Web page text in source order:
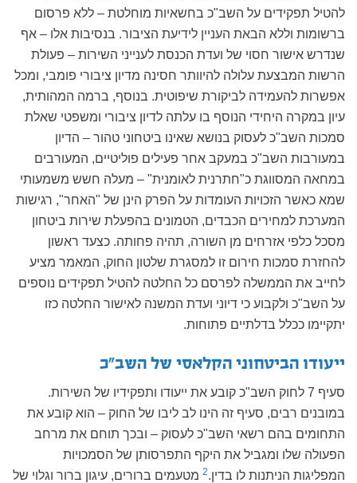
להטיל תפקידים על השב"כ בחשאיות מוחלטת – ללא פרסום
ברשומות וללא הבאת העניין לידיעת הציבור. בנסיבות אלו – אף
שנדרש אישור חסוי של ועדת הכנסת לענייני השירות – פעולת
הרשות המבצעת עלולה להיוותר חסינה מדיון ציבורי פומבי, ומכל
אפשרות להעמידה לביקורת שיפוטית. בנוסף, ברמה המהותית,
עיון במקרה היחידי הנוסף בו עלתה לדיון ציבורי ומשפטי שאלת
סמכות השב"כ לעסוק בנושא שאינו ביטחוני טהור – הדיון
במעורבות השב"כ במעקב אחר פעילים פוליטיים, המעורבים
במחאה המסווגת כ"חתרנית לאומנית" – מעלה חשש משמעותי
שמא כאשר הזכויות העומדות על הפרק הינן של "האחר", רגישות
המערכת למחירים הכבדים, הטמונים בהפעלת שירות ביטחון
מסכל כלפי אזרחים מן השורה, תהיה פחותה. כצעד ראשון
להחזרת סמכות חירום זו למסגרת שלטון החוק, המאמר מציע
לחייב את הממשלה לפרסם כל החלטה להטיל תפקידים נוספים
על השב"כ ולקבוע כי דיוני ועדת המשנה לאישור החלטה כזו
יתקיימו ככלל בדלתיים פתוחות.
ייעודו הביטחוני הקלאסי של השב"כ
סעיף 7 לחוק השב"כ קובע את ייעודו ותפקידיו של השירות.
במובנים רבים, סעיף זה הינו לב ליבו של החוק – הוא קובע את
התחומים בהם רשאי השב"כ לעסוק – ובכך תוחם את מרחב
הפעולה שלו ומגביל את היקף התפרסותן של הסמכויות
המפליגות הניתנות לו בדין.2 מטעמים ברורים, עיגון ברור וגלוי של